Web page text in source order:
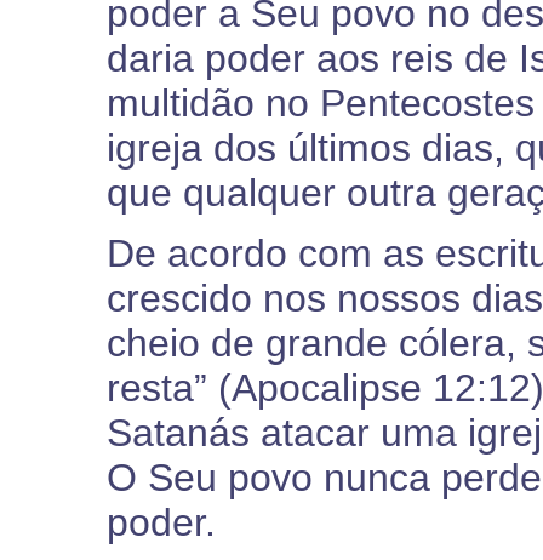
poder a Seu povo no
daria poder aos reis de
multidão no
igreja dos últimos dias,
que qualquer outra
De acordo com as
crescido nos nossos
cheio de grande cólera,
resta” (Apocalipse
Satanás atacar uma
O Seu povo nunca
poder.